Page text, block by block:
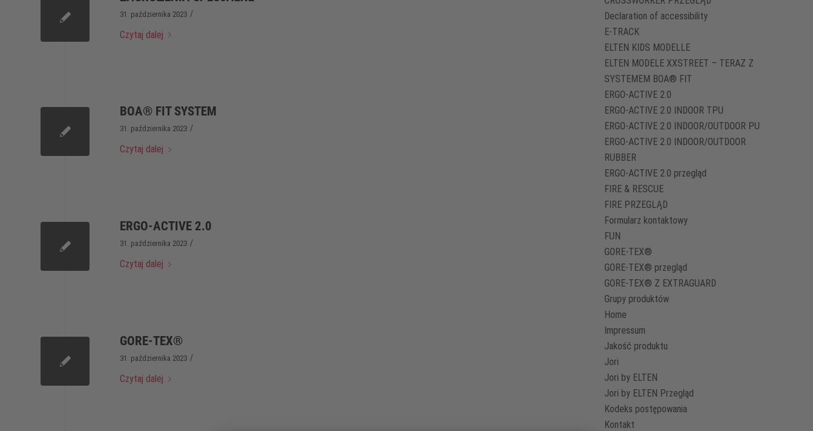
31. października 2023 /
Czytaj dalej
BOA® FIT SYSTEM
31. października 2023 /
Czytaj dalej
ERGO-ACTIVE 2.0
31. października 2023 /
Czytaj dalej
GORE-TEX®
31. października 2023 /
Czytaj dalej
Declaration of accessibility
E-TRACK
ELTEN KIDS MODELLE
ELTEN MODELE XXSTREET – TERAZ Z
SYSTEMEM BOA® FIT
ERGO-ACTIVE 2.0
ERGO-ACTIVE 2.0 INDOOR TPU
ERGO-ACTIVE 2.0 INDOOR/OUTDOOR PU
ERGO-ACTIVE 2.0 INDOOR/OUTDOOR
RUBBER
ERGO-ACTIVE 2.0 przegląd
FIRE & RESCUE
FIRE PRZEGLĄD
Formularz kontaktowy
FUN
GORE-TEX®
GORE-TEX® przegląd
GORE-TEX® Z EXTRAGUARD
Grupy produktów
Home
Impressum
Jakość produktu
Jori
Jori by ELTEN
Jori by ELTEN Przegląd
Kodeks postępowania
Kontakt